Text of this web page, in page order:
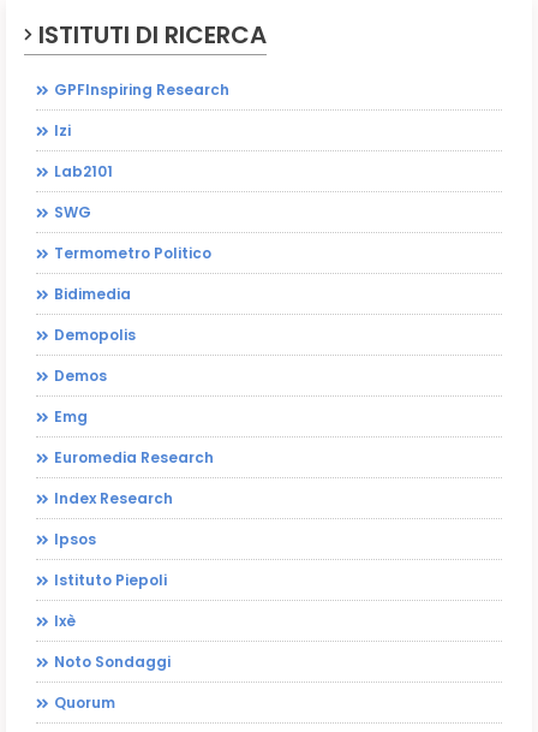
ISTITUTI DI RICERCA
GPFInspiring Research
Izi
Lab2101
SWG
Termometro Politico
Bidimedia
Demopolis
Demos
Emg
Euromedia Research
Index Research
Ipsos
Istituto Piepoli
Ixè
Noto Sondaggi
Quorum